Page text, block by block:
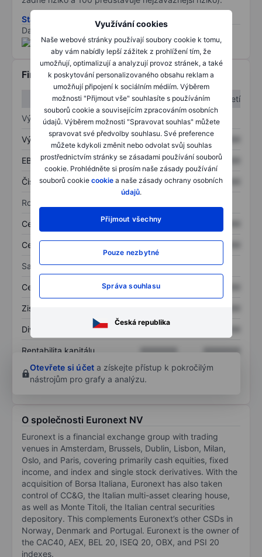
Využívání cookies
Naše webové stránky používají soubory cookie k tomu,
aby vám nabídly lepší zážitek z prohlížení tím, že
umožňují, optimalizují a analyzují provoz stránek, a také
k poskytování personalizovaného obsahu reklam a
umožňují připojení k sociálním médiím. Výběrem
možnosti "Přijmout vše" souhlasíte s používáním
souborů cookie a souvisejícím zpracováním osobních
údajů. Výběrem možnosti "Spravovat souhlas" můžete
spravovat své předvolby souhlasu. Své preference
můžete kdykoli změnit nebo odvolat svůj souhlas
prostřednictvím stránky se zásadami používání souborů
cookie. Prohlédněte si prosím naše zásady používání
souborů cookie cookie a naše zásady ochrany osobních
údajů.
Přijmout všechny
Pouze nezbytné
Správa souhlasu
Česká republika
Stáhněte si metodiku rizik ESG
Data poskytnuta od
/
Finanční informace
1. čtvrtletí
2. čtvrtletí
Výkaz zisku a ztráty
Výnos XXXXXXX XXXXXXX
EBITDA XXXXXXX XXXXXXX
Čistý příjem XXXXXXX XXXXXXX
Rozvaha
Celková aktiva XXXXXXX
Celkový dluh XXXXXXX
Sazby
Cena/tržby XXXXXXX
Zisk na akcii
Dividenda na akcii XXXXXXX
Rentabilita kapitálu XXXXXXX
XXXXXXX
Otevřete si účet a získejte přístup k pokročilým
nástrojům pro grafy a analýzu.
O společnosti Euronext NV
Euronext is a financial exchange group with trading
venues in Amsterdam, Brussels, Dublin, Lisbon, Milan,
Oslo, and Paris, covering primarily cash equities, fixed
income, and index and single stock derivatives. With the
acquisition of Borsa Italiana, Euronext has also taken
control of CC&G, the Italian multi-asset clearing house,
as well as Monte Titoli, the Italian central securities
depository. This complements Euronext’s other CSDs in
Norway, Denmark and Portugal. Euronext is the owner of
the CAC40, AEX, BEL 20, ISEQ 20, OBX, and PSI 20
indexes.